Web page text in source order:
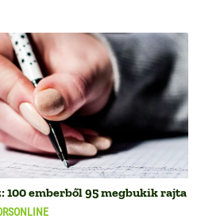
emberből 95 megbukik rajta